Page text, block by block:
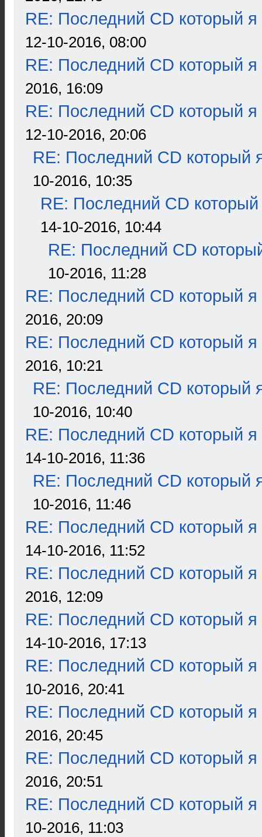
RE: Последний CD который я
12-10-2016, 08:00
RE: Последний CD который я
2016, 16:09
RE: Последний CD который я
12-10-2016, 20:06
RE: Последний CD который
10-2016, 10:35
RE: Последний CD который
14-10-2016, 10:44
RE: Последний CD
10-2016, 11:28
RE: Последний CD который я
2016, 20:09
RE: Последний CD который я
2016, 10:21
RE: Последний CD который
10-2016, 10:40
RE: Последний CD который я
14-10-2016, 11:36
RE: Последний CD который
10-2016, 11:46
RE: Последний CD который я
14-10-2016, 11:52
RE: Последний CD который я
2016, 12:09
RE: Последний CD который я
14-10-2016, 17:13
RE: Последний CD который я
10-2016, 20:41
RE: Последний CD который я
2016, 20:45
RE: Последний CD который я
2016, 20:51
RE: Последний CD который я
10-2016, 11:03